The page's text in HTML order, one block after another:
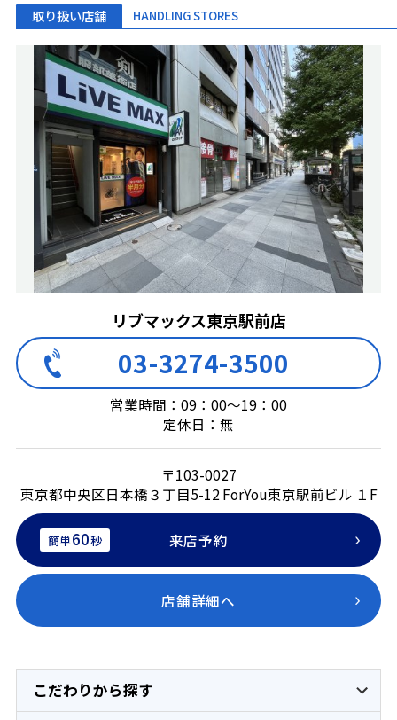
取り扱い店舗 HANDLING STORES
リブマックス東京駅前店
03-3274-3500
営業時間：09：00～19：00
定休日：無
〒103-0027
東京都中央区日本橋３丁目5-12 ForYou東京駅前ビル １F
簡単60秒 来店予約
店舗詳細へ
こだわりから探す